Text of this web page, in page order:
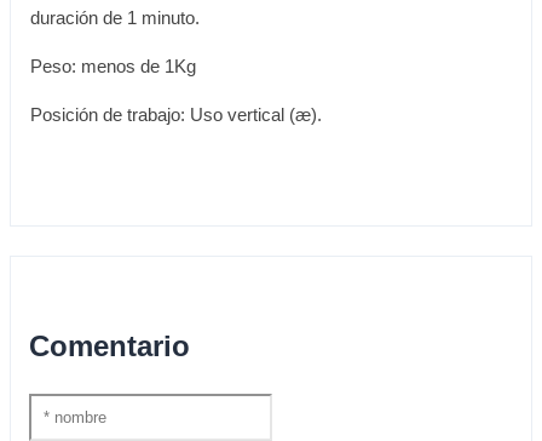
duración de 1 minuto.
Peso: menos de 1Kg
Posición de trabajo: Uso vertical (æ).
Comentario